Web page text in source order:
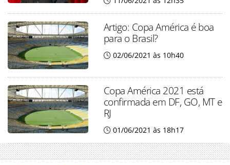
Artigo: Copa América é boa
para o Brasil?
02/06/2021 às 10h40
Copa América 2021 está
confirmada em DF, GO, MT e
RJ
01/06/2021 às 18h17